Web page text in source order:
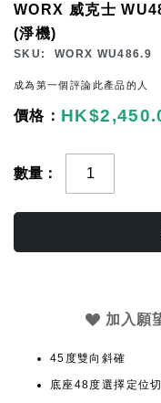
WORX 威克士
(淨機)
SKU WORX WU486.9
成為第一個評論此產品的人
數量
加入願
45度雙向斜確
底座48度選擇定位
the
of
the
gallery